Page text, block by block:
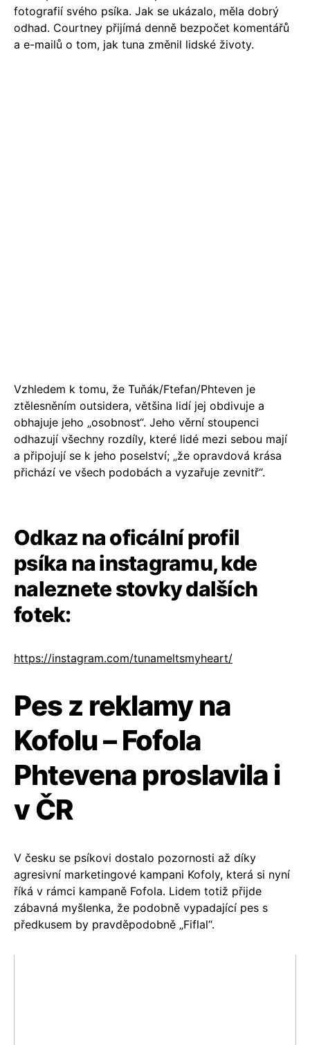
fotografií svého psíka. Jak se ukázalo, měla dobrý
odhad. Courtney přijímá denně bezpočet komentářů
a e-mailů o tom, jak tuna změnil lidské životy.
Vzhledem k tomu, že Tuňák/Ftefan/Phteven je
ztělesněním outsidera, většina lidí jej obdivuje a
obhajuje jeho „osobnost“. Jeho věrní stoupenci
odhazují všechny rozdíly, které lidé mezi sebou mají
a připojují se k jeho poselství; „že opravdová krása
přichází ve všech podobách a vyzařuje zevnitř“.
Odkaz na oficální profil
psíka na instagramu, kde
naleznete stovky dalších
fotek:
https://instagram.com/tunameltsmyheart/
Pes z reklamy na
Kofolu – Fofola
Phtevena proslavila i
v ČR
V česku se psíkovi dostalo pozornosti až díky
agresivní marketingové kampani Kofoly, která si nyní
říká v rámci kampaně Fofola. Lidem totiž přijde
zábavná myšlenka, že podobně vypadající pes s
předkusem by pravděpodobně „Fiflal“.